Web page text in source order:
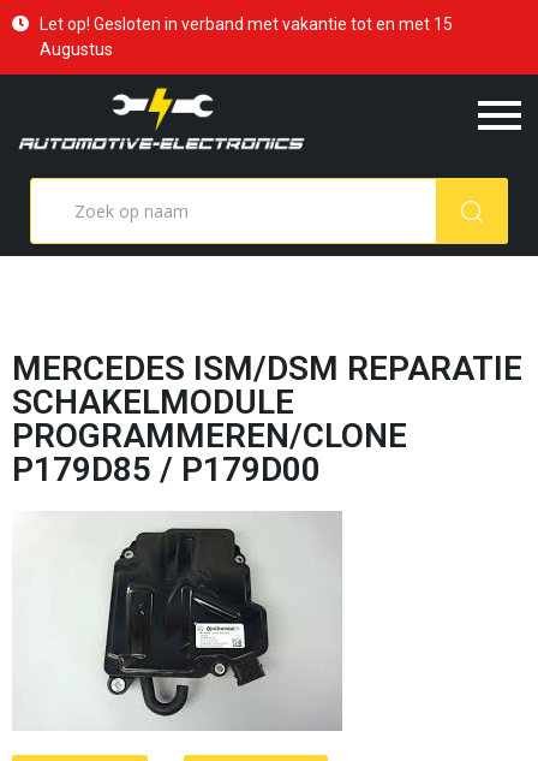
Let op! Gesloten in verband met vakantie tot en met 15
Augustus
MERCEDES ISM/DSM REPARATIE
SCHAKELMODULE
PROGRAMMEREN/CLONE
P179D85 / P179D00